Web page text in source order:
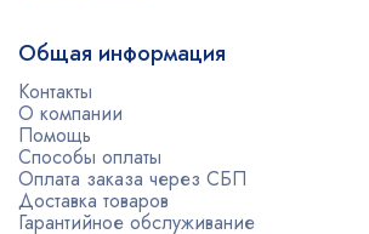
Общая информация
Контакты
О компании
Помощь
Способы оплаты
Оплата заказа через СБП
Доставка товаров
Гарантийное обслуживание